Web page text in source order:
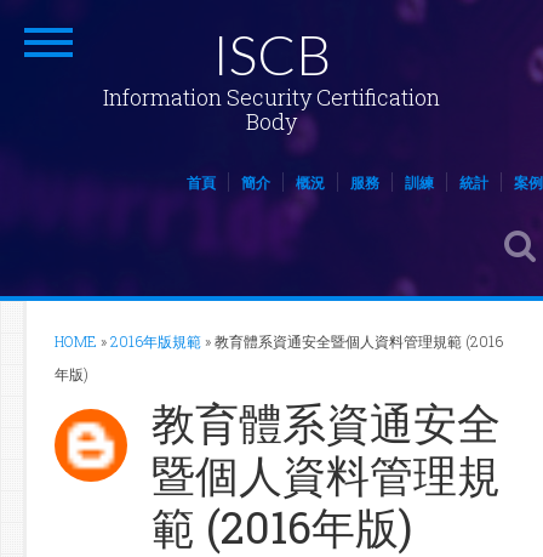
ISCB
Information Security Certification
Body
首頁 簡介 概況 服務 訓練 統計 案例
HOME »2016年版規範»教育體系資通安全暨個人資料管理規範 (2016
年版)
教育體系資通安全
暨個人資料管理規
範 (2016年版)